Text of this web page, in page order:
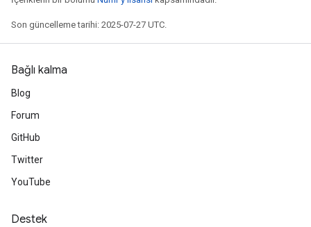
Son güncelleme tarihi: 2025-07-27 UTC.
Bağlı kalma
Blog
Forum
GitHub
Twitter
YouTube
Destek